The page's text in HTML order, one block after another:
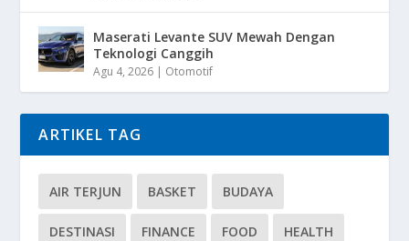
Maserati Levante SUV Mewah Dengan
Teknologi Canggih
Agu 4, 2026 | Otomotif
ARTIKEL TAG
AIR TERJUN BASKET BUDAYA
DESTINASI FINANCE FOOD HEALTH